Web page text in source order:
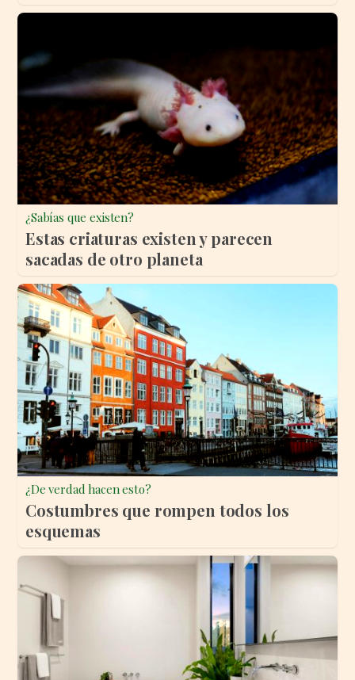
¿Sabías que existen?
Estas criaturas existen y parecen
sacadas de otro planeta
¿De verdad hacen esto?
Costumbres que rompen todos los
esquemas